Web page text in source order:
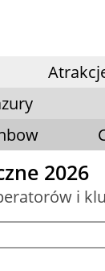
2026
i